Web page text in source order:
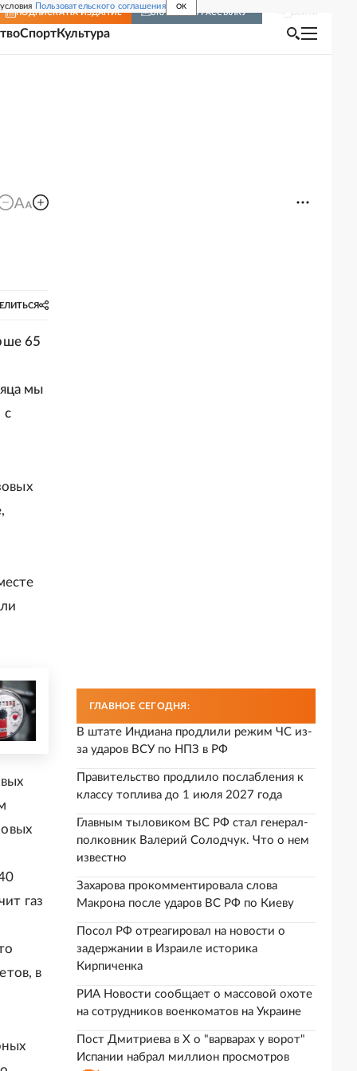
Пользовательского соглашения OK
ПОДПИСКА НА ИЗДАНИЕ ВКЛЮЧИТЬ РАССЫЛКУ
СпортКультура
65
мы
с
газ
в
ГЛАВНОЕ СЕГОДНЯ:
В штате Индиана продлили режим ЧС из-
за ударов ВСУ по НПЗ в РФ
Правительство продлило послабления к
классу топлива до 1 июля 2027 года
Главным тыловиком ВС РФ стал генерал-
полковник Валерий Солодчук. Что о нем
известно
Захарова прокомментировала слова
Макрона после ударов ВС РФ по Киеву
Посол РФ отреагировал на новости о
задержании в Израиле историка
Кирпиченка
РИА Новости сообщает о массовой охоте
на сотрудников военкоматов на Украине
Пост Дмитриева в X о "варварах у ворот"
Испании набрал миллион просмотров